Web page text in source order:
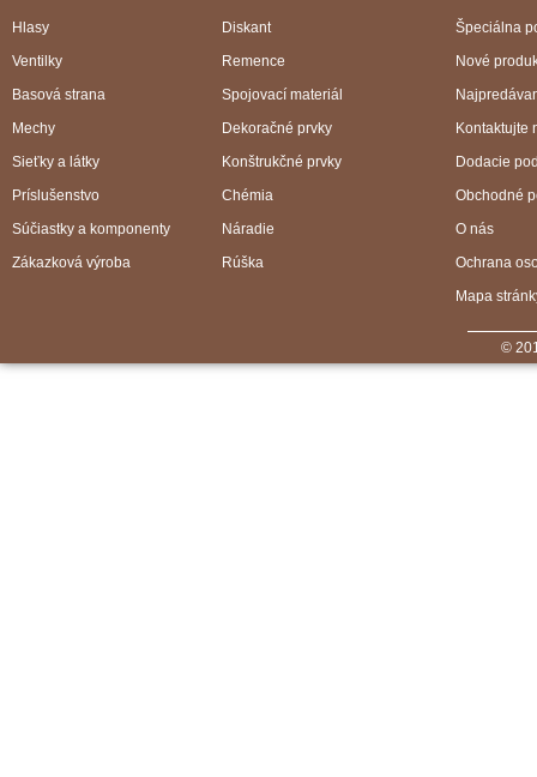
Hlasy
Ventilky
Diskant
Remence
Basová strana
Mechy
Spojovací materiál
Dekoračné prvky
Sieťky a látky
Príslušenstvo
Konštrukčné prvky
Chémia
Súčiastky a komponenty
Zákazková výroba
Náradie
Rúška
Špeciálna
Nové
Kontaktujte
Dodacie
Obchodné
O nás
Ochrana
Mapa
©